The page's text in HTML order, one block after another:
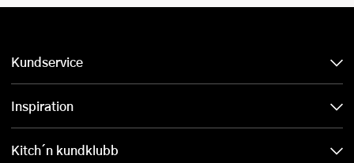
Kundservice
Inspiration
Kitch´n kundklubb